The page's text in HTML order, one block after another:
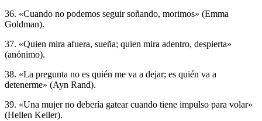
36. «Cuando no podemos seguir soñando, morimos» (Emma
Goldman).
37. «Quien mira afuera, sueña; quien mira adentro, despierta»
(anónimo).
38. «La pregunta no es quién me va a dejar; es quién va a
detenerme» (Ayn Rand).
39. «Una mujer no debería gatear cuando tiene impulso para volar»
(Hellen Keller).